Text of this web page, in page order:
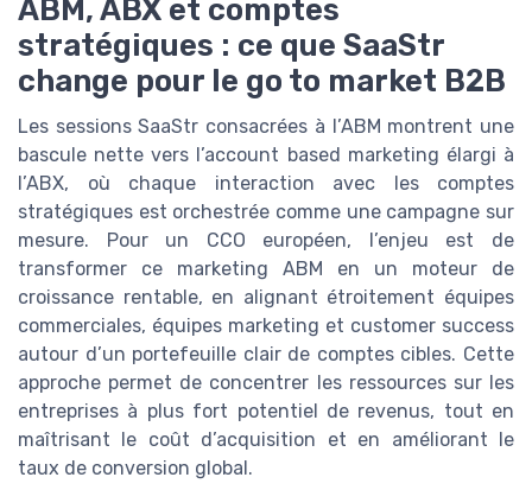
ABM, ABX et comptes
stratégiques : ce que SaaStr
change pour le go to market B2B
Les sessions SaaStr consacrées à l’ABM montrent une
bascule nette vers l’account based marketing élargi à
l’ABX, où chaque interaction avec les comptes
stratégiques est orchestrée comme une campagne sur
mesure. Pour un CCO européen, l’enjeu est de
transformer ce marketing ABM en un moteur de
croissance rentable, en alignant étroitement équipes
commerciales, équipes marketing et customer success
autour d’un portefeuille clair de comptes cibles. Cette
approche permet de concentrer les ressources sur les
entreprises à plus fort potentiel de revenus, tout en
maîtrisant le coût d’acquisition et en améliorant le
taux de conversion global.